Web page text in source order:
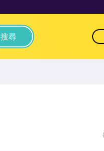
搜尋